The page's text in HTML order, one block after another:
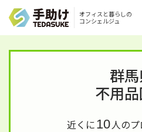
オフィスと暮らしの
コンシェルジュ
群
不用
近くに10人の